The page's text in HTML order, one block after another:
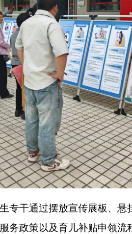
专干通过摆放宣传展板、
务政策以及育儿补贴申领